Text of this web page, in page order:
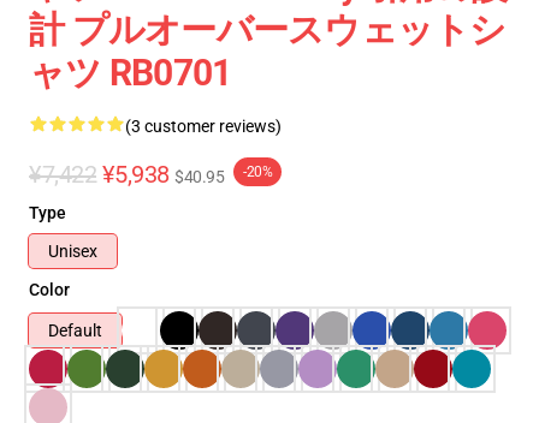
計 プルオーバースウェットシ
ャツ RB0701
(3 customer reviews)
¥7,422 ¥5,938 $40.95 -20%
Type
Unisex
Color
Default